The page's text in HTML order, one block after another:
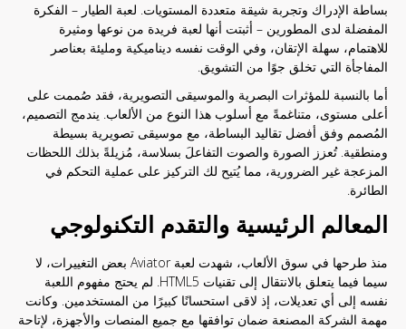
بساطة الإدراك وتجربة شيقة متعددة المستويات. لعبة الطيار – الفكرة
المفضلة لدى المطورين – أثبتت أنها لعبة فريدة من نوعها ومثيرة
للاهتمام، سهلة الإتقان، وفي الوقت نفسه ديناميكية ومليئة بعناصر
المفاجأة التي تخلق جوًا من التشويق.
أما بالنسبة للمؤثرات البصرية والموسيقى التصويرية، فقد صُممت على
أعلى مستوى، متناغمةً مع أسلوب هذا النوع من الألعاب. يندمج التصميم،
المُصمم وفق أفضل تقاليد البساطة، مع موسيقى تصويرية بسيطة
ومنطقية. تُعزز الصورة والصوت التفاعلَ بسلاسة، مُزيلةً بذلك اللحظات
المزعجة غير الضرورية، مما يُتيح لك التركيز على عملية التحكم في
الطائرة.
المعالم الرئيسية والتقدم التكنولوجي
منذ طرحها في سوق الألعاب، شهدت لعبة Aviator بعض التغييرات، لا
سيما فيما يتعلق بالانتقال إلى تقنيات HTML5. لم يحتج مفهوم اللعبة
نفسه إلى أي تعديلات، إذ لاقى استحسانًا كبيرًا من المستخدمين. وكانت
مهمة الشركة المصنعة ضمان توافقها مع جميع المنصات والأجهزة، لإتاحة